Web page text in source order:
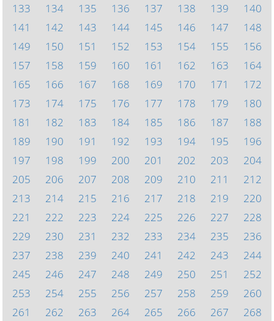
133
134 135 136 137 138 139
140
141
142 143 144 145 146 147
148
149
150 151 152 153 154 155
156
157
158 159 160 161 162 163
164
165
166 167 168 169 170 171
172
173
174 175 176 177 178 179
180
181
182 183 184 185 186 187
188
189
190 191 192 193 194 195
196
197
198 199 200 201 202 203
204
205
206 207 208 209 210 211
212
213
214 215 216 217 218 219
220
221
222 223 224 225 226 227
228
229
230 231 232 233 234 235
236
237
238 239 240 241 242 243
244
245
246 247 248 249 250 251
252
253
254 255 256 257 258 259
260
261
262 263 264 265 266 267
268